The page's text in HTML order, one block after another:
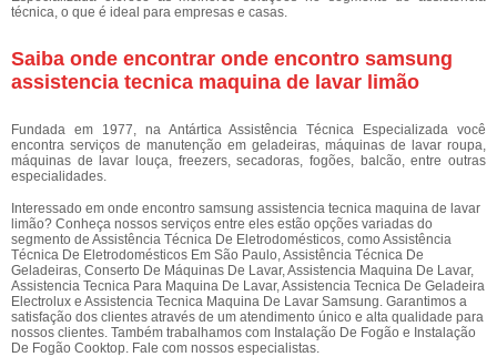
técnica, o que é ideal para empresas e casas.
Saiba onde encontrar onde encontro samsung
assistencia tecnica maquina de lavar limão
Fundada em 1977, na Antártica Assistência Técnica Especializada você
encontra serviços de manutenção em geladeiras, máquinas de lavar roupa,
máquinas de lavar louça, freezers, secadoras, fogões, balcão, entre outras
especialidades.
Interessado em onde encontro samsung assistencia tecnica maquina de lavar
limão? Conheça nossos serviços entre eles estão opções variadas do
segmento de Assistência Técnica De Eletrodomésticos, como Assistência
Técnica De Eletrodomésticos Em São Paulo, Assistência Técnica De
Geladeiras, Conserto De Máquinas De Lavar, Assistencia Maquina De Lavar,
Assistencia Tecnica Para Maquina De Lavar, Assistencia Tecnica De Geladeira
Electrolux e Assistencia Tecnica Maquina De Lavar Samsung. Garantimos a
satisfação dos clientes através de um atendimento único e alta qualidade para
nossos clientes. Também trabalhamos com Instalação De Fogão e Instalação
De Fogão Cooktop. Fale com nossos especialistas.